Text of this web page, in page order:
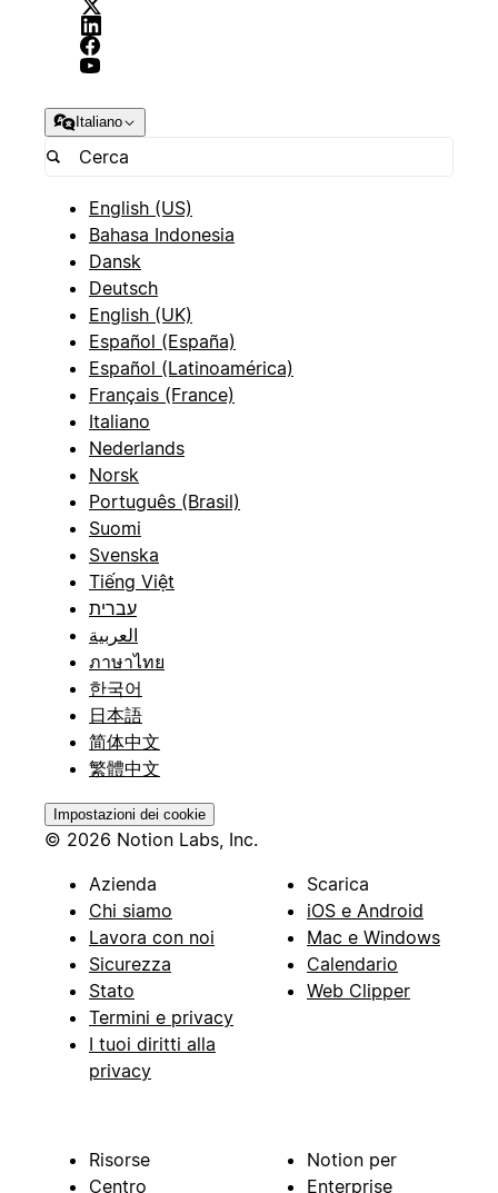
Italiano
English (US)
Bahasa Indonesia
Dansk
Deutsch
English (UK)
Español (España)
Español (Latinoamérica)
Français (France)
Italiano
Nederlands
Norsk
Português (Brasil)
Suomi
Svenska
Tiếng Việt
עברית
العربية
ภาษาไทย
한국어
日本語
简体中文
繁體中文
Impostazioni dei cookie
© 2026 Notion Labs, Inc.
Azienda
Chi siamo
Lavora con noi
Sicurezza
Stato
Termini e privacy
I tuoi diritti alla
privacy
Scarica
iOS e Android
Mac e Windows
Calendario
Web Clipper
Risorse
Centro
Notion per
Enterprise